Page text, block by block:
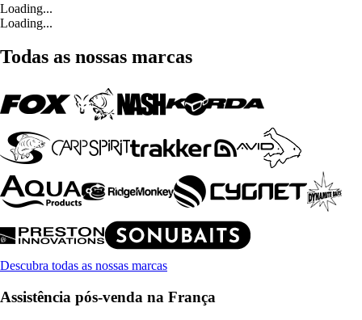
Loading...
Loading...
Todas as nossas marcas
Descubra todas as nossas marcas
Assistência pós-venda na França